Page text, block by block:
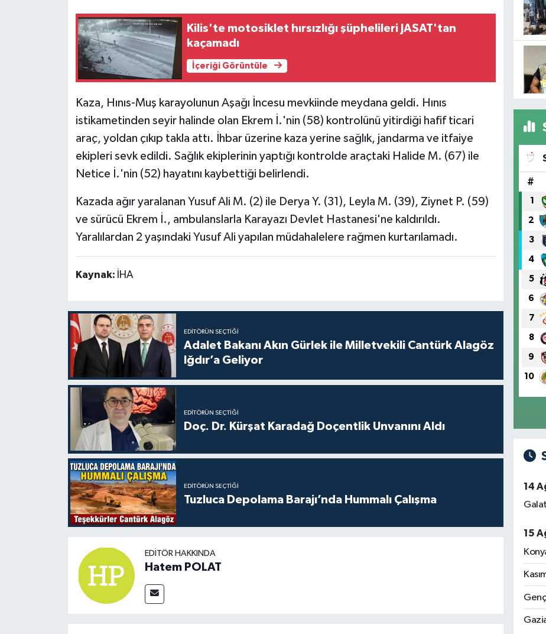
Kilis'te motosiklet hırsızlığı şüphelileri JASAT'tan
kaçamadı
İçeriği Görüntüle
Kaza, Hınıs-Muş karayolunun Aşağı İncesu mevkiinde meydana geldi. Hınıs
istikametinden seyir halinde olan Ekrem İ.'nin (58) kontrolünü yitirdiği hafif ticari
araç, yoldan çıkıp takla attı. İhbar üzerine kaza yerine sağlık, jandarma ve itfaiye
ekipleri sevk edildi. Sağlık ekiplerinin yaptığı kontrolde araçtaki Halide M. (67) ile
Netice İ.'nin (52) hayatını kaybettiği belirlendi.
Kazada ağır yaralanan Yusuf Ali M. (2) ile Derya Y. (31), Leyla M. (39), Ziynet P. (59)
ve sürücü Ekrem İ., ambulanslarla Karayazı Devlet Hastanesi'ne kaldırıldı.
Yaralılardan 2 yaşındaki Yusuf Ali yapılan müdahalelere rağmen kurtarılamadı.
Kaynak: İHA
EDITÖRÜN SEÇTIĞI
Adalet Bakanı Akın Gürlek ile Milletvekili Cantürk Alagöz
Iğdır’a Geliyor
EDITÖRÜN SEÇTIĞI
Doç. Dr. Kürşat Karadağ Doçentlik Unvanını Aldı
EDITÖRÜN SEÇTIĞI
Tuzluca Depolama Barajı’nda Hummalı Çalışma
EDITÖR HAKKINDA
Hatem POLAT
#
1
2
3
4
5
6
7
8
9
10
14
15